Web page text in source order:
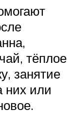
тёплое
занятие
них или